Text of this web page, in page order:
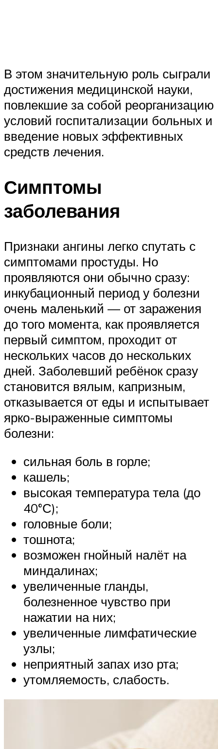
В этом значительную роль сыграли
достижения медицинской науки,
повлекшие за собой реорганизацию
условий госпитализации больных и
введение новых эффективных
средств лечения.
Симптомы
заболевания
Признаки ангины легко спутать с
симптомами простуды. Но
проявляются они обычно сразу:
инкубационный период у болезни
очень маленький — от заражения
до того момента, как проявляется
первый симптом, проходит от
нескольких часов до нескольких
дней. Заболевший ребёнок сразу
становится вялым, капризным,
отказывается от еды и испытывает
ярко-выраженные симптомы
болезни:
сильная боль в горле;
кашель;
высокая температура тела (до
40°С);
головные боли;
тошнота;
возможен гнойный налёт на
миндалинах;
увеличенные гланды,
болезненное чувство при
нажатии на них;
увеличенные лимфатические
узлы;
неприятный запах изо рта;
утомляемость, слабость.